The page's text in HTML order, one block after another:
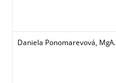
Daniela Ponomarevová, MgA.